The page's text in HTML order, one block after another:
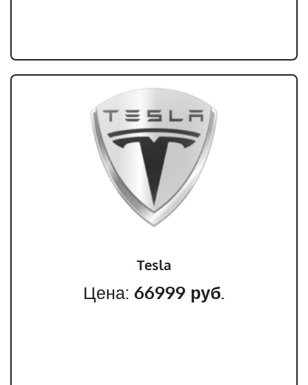
Tesla
Цена: 66999 руб.